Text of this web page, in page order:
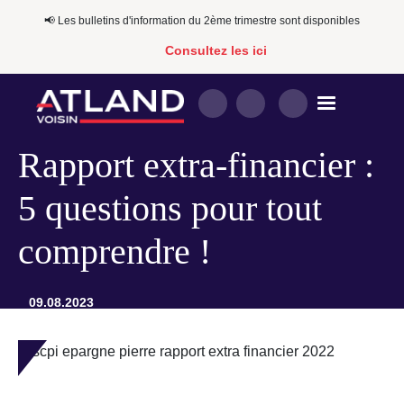
📢​​ Les bulletins d'information du 2ème trimestre sont disponibles
Consultez les ici
Rapport extra-financier :
5 questions pour tout
comprendre !
09.08.2023